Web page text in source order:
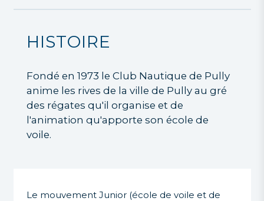
HISTOIRE
Fondé en 1973 le Club Nautique de Pully
anime les rives de la ville de Pully au gré
des régates qu'il organise et de
l'animation qu'apporte son école de
voile.
Le mouvement Junior (école de voile et de